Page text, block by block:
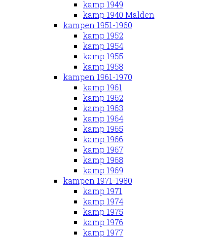
kamp 1949
kamp 1940 Malden
kampen 1951-1960
kamp 1952
kamp 1954
kamp 1955
kamp 1958
kampen 1961-1970
kamp 1961
kamp 1962
kamp 1963
kamp 1964
kamp 1965
kamp 1966
kamp 1967
kamp 1968
kamp 1969
kampen 1971-1980
kamp 1971
kamp 1974
kamp 1975
kamp 1976
kamp 1977